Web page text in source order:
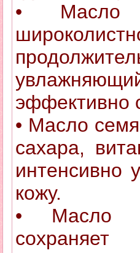
• Масло
эффективно
• Масло
сахара,
интенсивно
кожу.
• Масло